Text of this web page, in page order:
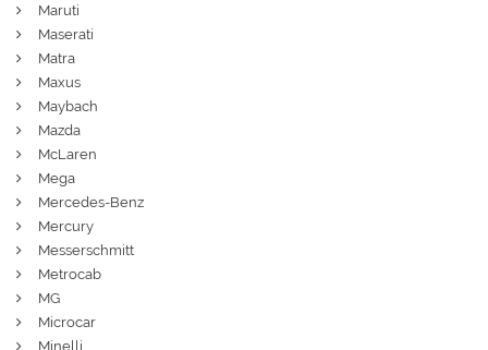
Maruti
Maserati
Matra
Maxus
Maybach
Mazda
McLaren
Mega
Mercedes-Benz
Mercury
Messerschmitt
Metrocab
MG
Microcar
Minelli